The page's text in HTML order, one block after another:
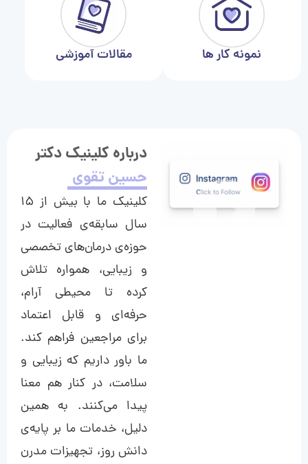
نمونه کار ها مقالات آموزشی
درباره کلینیک دکتر
حسین تقوی
کلینیک ما با بیش از ۱۵
سال سابقه‌ی فعالیت در
حوزه‌ی درمان‌های تخصصی
و زیبایی، همواره تلاش
کرده تا محیطی آرام،
حرفه‌ای و قابل اعتماد
برای مراجعین فراهم کند.
ما باور داریم که زیبایی و
سلامت، در کنار هم معنا
پیدا می‌کنند. به همین
دلیل، خدمات ما بر پایه‌ی
دانش روز، تجهیزات مدرن